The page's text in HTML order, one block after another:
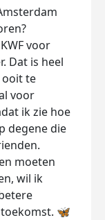
voor
Dat is heel
te
voor
ik zie hoe
degene die
moeten
wil ik
🦋